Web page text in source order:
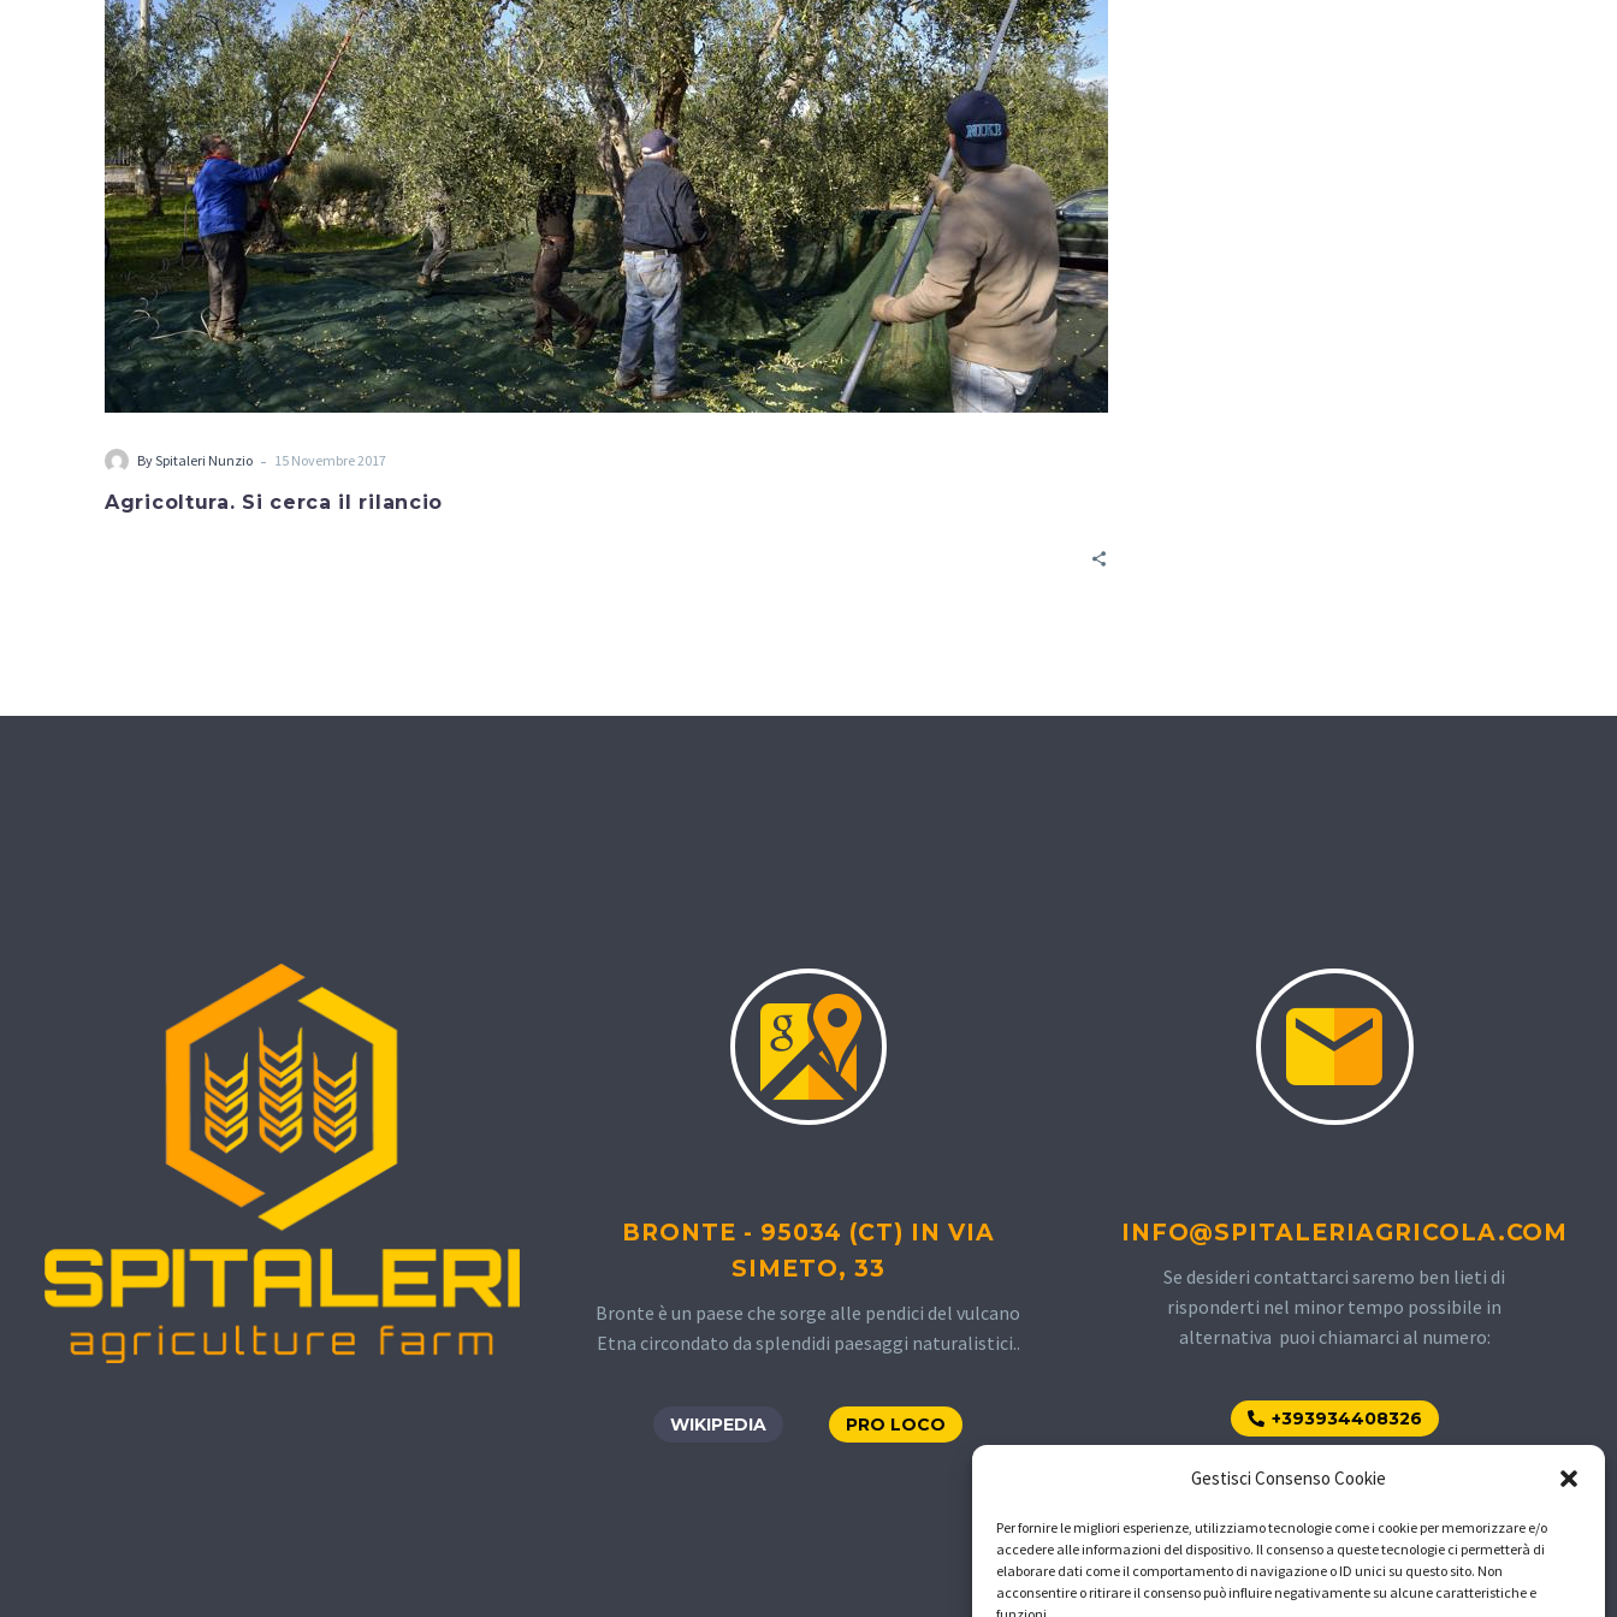
Gestisci Consenso Cookie
Per fornire le migliori esperienze, utilizziamo tecnologie come i cookie per memorizzare e/o
accedere alle informazioni del dispositivo. Il consenso a queste tecnologie ci permetterà di
elaborare dati come il comportamento di navigazione o ID unici su questo sito. Non
acconsentire o ritirare il consenso può influire negativamente su alcune caratteristiche e
BySpitaleri Nunzio - 15 Novembre 2017
Agricoltura. Si cerca il rilancio
BRONTE - 95034 (CT) IN VIA
SIMETO, 33
Bronte è un paese che sorge alle pendici del vulcano
Etna circondato da splendidi paesaggi naturalistici..
WIKIPEDIA PRO LOCO
INFO@SPITALERIAGRICOLA.COM
Se desideri contattarci saremo ben lieti di
risponderti nel minor tempo possibile in
alternativa puoi chiamarci al numero:
+393934408326